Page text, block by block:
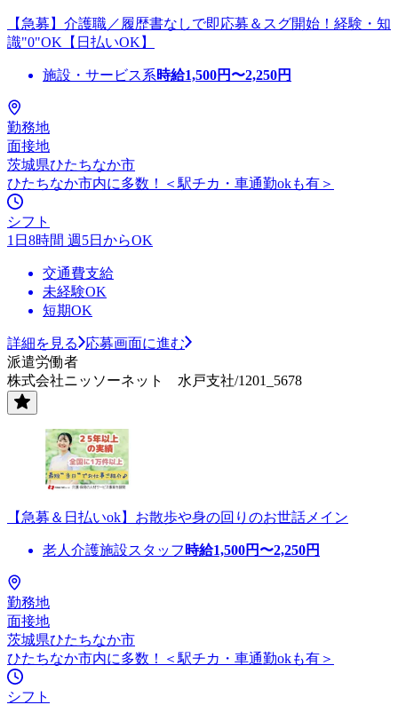
【急募】介護職／履歴書なしで即応募＆スグ開始！経験・知
識"0"OK【日払いOK】
施設・サービス系時給1,500円〜2,250円
勤務地
面接地
茨城県ひたちなか市
ひたちなか市内に多数！＜駅チカ・車通勤okも有＞
シフト
1日8時間 週5日からOK
交通費支給
未経験OK
短期OK
詳細を見る
応募画面に進む
派遣労働者
株式会社ニッソーネット 水戸支社/1201_5678
【急募＆日払いok】お散歩や身の回りのお世話メイン
老人介護施設スタッフ 時給1,500円〜2,250円
勤務地
面接地
茨城県ひたちなか市
ひたちなか市内に多数！＜駅チカ・車通勤okも有＞
シフト